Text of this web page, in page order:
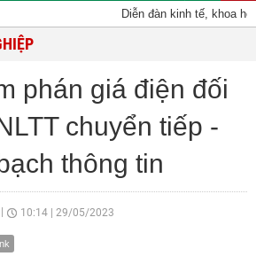
Diễn đàn kinh tế, khoa
phán giá điện đối
chuyển tiếp -
thông tin
10:14 29/05/2023